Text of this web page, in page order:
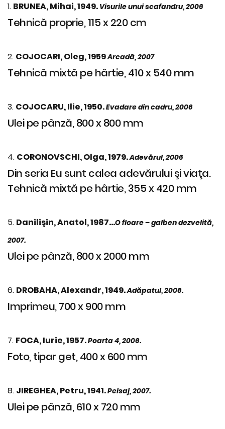
1. BRUNEA, Mihai, 1949. Visurile unui scafandru, 2006
Tehnică proprie, 115 x 220 cm
2. COJOCARI, Oleg, 1959Arcadă, 2007
Tehnică mixtă pe hârtie, 410 x 540 mm
3. COJOCARU, Ilie, 1950.Evadare din cadru, 2006
Ulei pe pânză, 800 x 800 mm
4. CORONOVSCHI, Olga, 1979.Adevărul, 2006
Din seria Eu sunt calea adevărului şi viaţa.
Tehnică mixtă pe hârtie, 355 x 420 mm
5. Danilişin, Anatol, 1987...O floare – galben dezvelită,
2007.
Ulei pe pânză, 800 x 2000 mm
6. DROBAHA, Alexandr, 1949.Adăpatul, 2006.
Imprimeu, 700 x 900 mm
7. FOCA, Iurie, 1957.Poarta 4, 2006.
Foto, tipar get, 400 x 600 mm
8. JIREGHEA, Petru, 1941.Peisaj, 2007.
Ulei pe pânză, 610 x 720 mm